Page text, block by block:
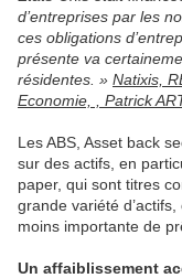
d’entreprises par les
ces obligations
présente va
résidentes. » Natixis,
Economie, , Patrick
Les ABS, Asset back
sur des actifs, en
paper, qui sont titres
grande variété
moins importante de
Un affaiblissement